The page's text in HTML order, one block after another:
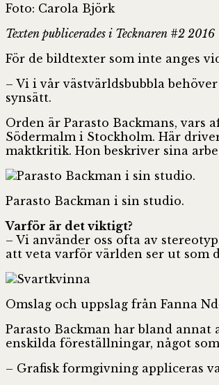
Foto: Carola Björk
Texten publicerades i Tecknaren #2 2016
För de bildtexter som inte anges
– Vi i vår västvärldsbubbla
synsätt.
Orden är Parasto Backmans,
Södermalm i Stockholm. Här
maktkritik. Hon beskriver sina
Parasto Backman i sin studio.
Varför är det viktigt?
– Vi använder oss ofta av
att veta varför världen ser ut som
Omslag och uppslag från Fanna
Parasto Backman har bland
enskilda föreställningar, något
– Grafisk formgivning appliceras